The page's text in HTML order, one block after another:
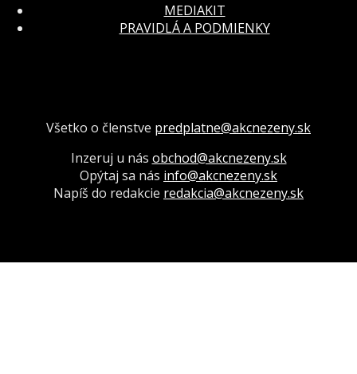
MEDIAKIT
PRAVIDLÁ A PODMIENKY
Všetko o členstve predplatne@akcnezeny.sk
Inzeruj u nás obchod@akcnezeny.sk
Opýtaj sa nás info@akcnezeny.sk
Napíš do redakcie redakcia@akcnezeny.sk